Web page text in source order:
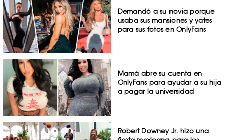
Demandó a su novia porque
usaba sus mansiones y yates
para sus fotos en OnlyFans
Mamá abre su cuenta en
OnlyFans para ayudar a su hija
a pagar la universidad
Robert Downey Jr. hizo una